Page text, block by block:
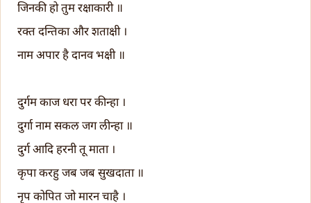
जिनकी हो तुम रक्षाकारी ॥
रक्त दन्तिका और शताक्षी ।
नाम अपार है दानव भक्षी ॥
दुर्गम काज धरा पर कीन्हा ।
दुर्गा नाम सकल जग लीन्हा ॥
दुर्ग आदि हरनी तू माता ।
कृपा करहु जब जब सुखदाता ॥
नृप कोपित जो मारन चाहै ।